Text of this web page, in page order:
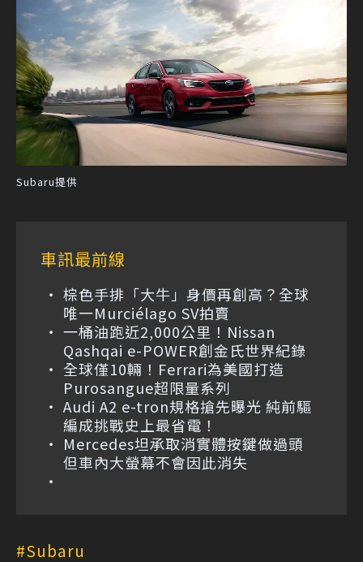
Subaru提供
車訊最前線
棕色手排「大牛」身價再創高？全球
唯一Murciélago SV拍賣
一桶油跑近2,000公里！Nissan
Qashqai e-POWER創金氏世界紀錄
全球僅10輛！Ferrari為美國打造
Purosangue超限量系列
Audi A2 e-tron規格搶先曝光 純前驅
編成挑戰史上最省電！
Mercedes坦承取消實體按鍵做過頭
但車內大螢幕不會因此消失
Subaru